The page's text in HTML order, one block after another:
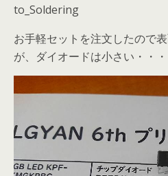
to_Soldering
お手軽セットを注文したので
が、ダイオードは小さい・・・